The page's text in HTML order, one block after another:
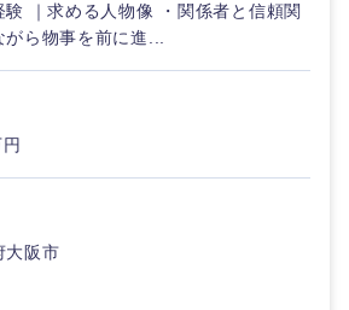
すべての経営企画・事業企
画
験 ｜求める人物像 ・関係者と信頼関
ら物事を前に進...
大阪市